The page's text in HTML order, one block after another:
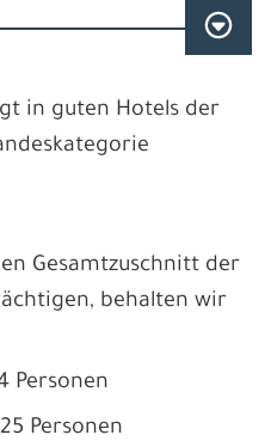
in guten Hotels der
Gesamtzuschnitt der
behalten wir
Personen
Personen